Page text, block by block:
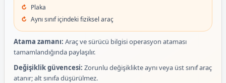
Plaka
Aynı sınıf içindeki fiziksel araç
Atama zamanı: Araç ve sürücü bilgisi operasyon ataması
tamamlandığında paylaşılır.
Değişiklik güvencesi: Zorunlu değişiklikte aynı veya üst sınıf araç
atanır; alt sınıfa düşürülmez.